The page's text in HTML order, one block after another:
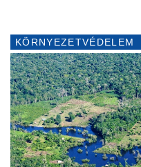
KÖRNYEZETVÉDELEM